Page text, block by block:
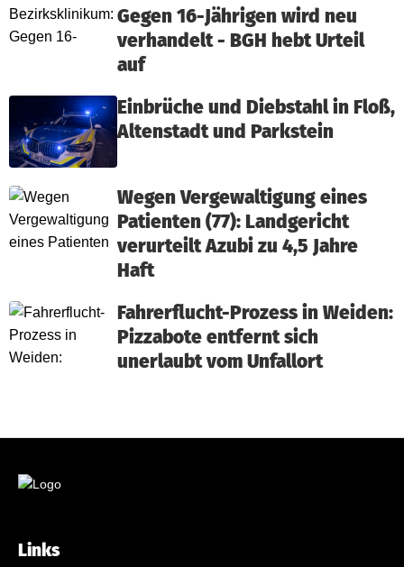
Gegen 16-Jährigen wird neu
verhandelt - BGH hebt Urteil
auf
Einbrüche und Diebstahl in Floß,
Altenstadt und Parkstein
Wegen Vergewaltigung eines
Patienten (77): Landgericht
verurteilt Azubi zu 4,5 Jahre
Haft
Fahrerflucht-Prozess in Weiden:
Pizzabote entfernt sich
unerlaubt vom Unfallort
Links